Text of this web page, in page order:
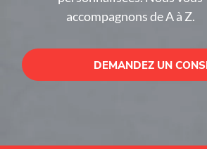
accompagnons de A à Z.
DEMANDEZ UN